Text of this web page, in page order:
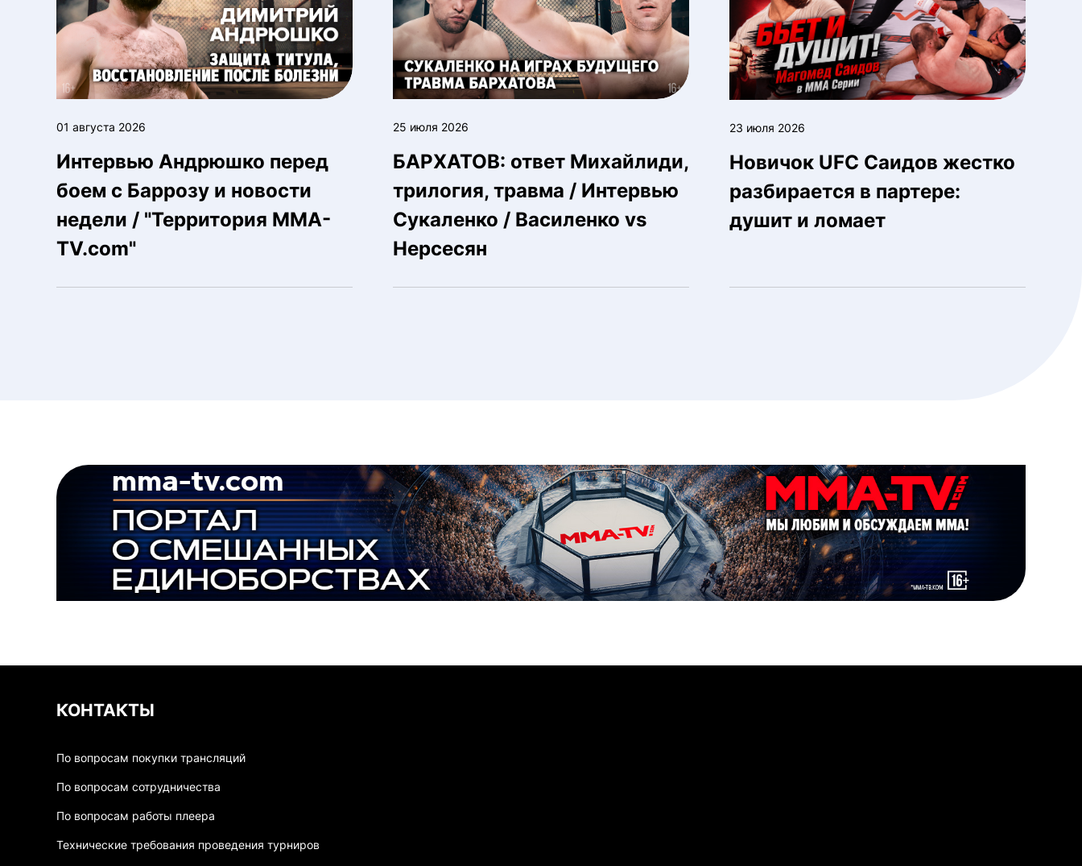
01 августа 2026
Интервью Андрюшко перед
боем с Баррозу и новости
недели / "Территория MMA-
TV.com"
25 июля 2026
БАРХАТОВ: ответ Михайлиди,
трилогия, травма / Интервью
Сукаленко / Василенко vs
Нерсесян
23 июля 2026
Новичок UFC Саидов жестко
разбирается в партере:
душит и ломает
КОНТАКТЫ
По вопросам покупки трансляций
По вопросам сотрудничества
По вопросам работы плеера
Технические требования проведения турниров